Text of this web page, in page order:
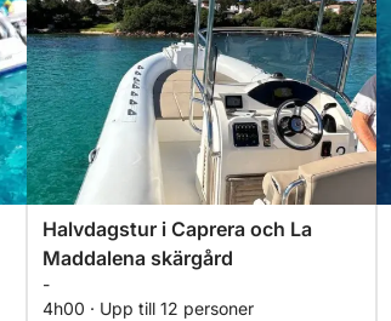
Halvdagstur i Caprera och La
Maddalena skärgård
-
4h00 · Upp till 12 personer